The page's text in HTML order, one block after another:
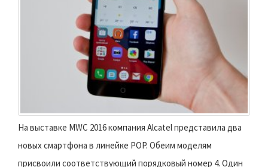
На выставке MWC 2016 компания Alcatel представила два
новых смартфона в линейке POP. Обеим моделям
присвоили соответствующий порядковый номер 4. Один